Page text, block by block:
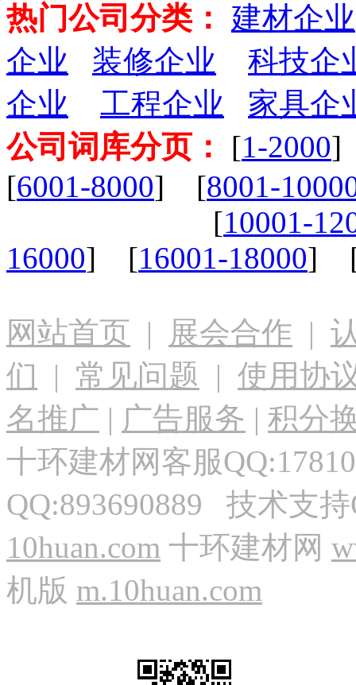
热门公司分类：
建材企业
企业
装修企业
科技企
企业
工程企业
家具企
公司词库分页：
[1-2000]
[6001-8000] [8001-
[10001-
16000] [16001-18000]
网站首页 | 展会合作 |
们 | 常见问题 | 使用协
名推广 | 广告服务 | 积分
十环建材网客服
QQ:893690889 技术支
10huan.com 十环建材网
机版 m.10huan.com